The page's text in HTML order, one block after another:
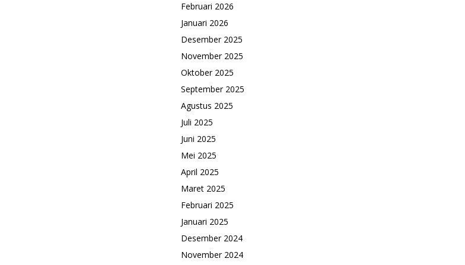
Februari 2026
Januari 2026
Desember 2025
November 2025
Oktober 2025
September 2025
Agustus 2025
Juli 2025
Juni 2025
Mei 2025
April 2025
Maret 2025
Februari 2025
Januari 2025
Desember 2024
November 2024